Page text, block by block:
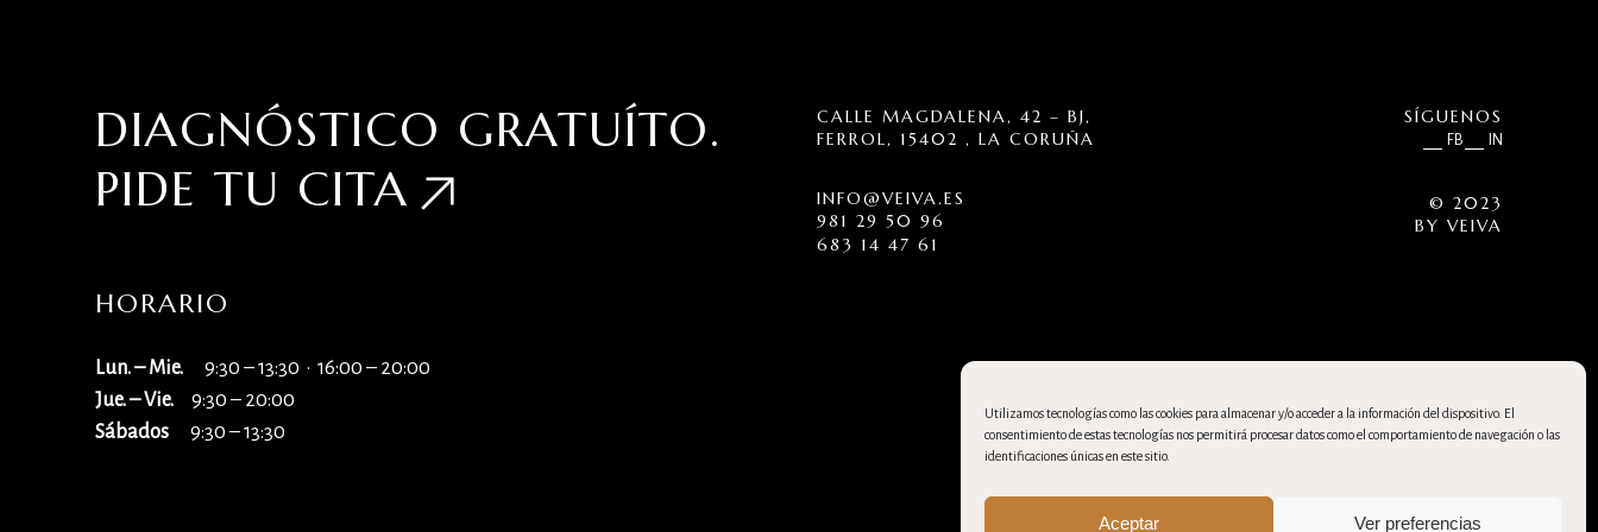
Utilizamos tecnologías como las cookies para almacenar y/o acceder a la información del dispositivo. El
consentimiento de estas tecnologías nos permitirá procesar datos como el comportamiento de navegación o las
identificaciones únicas en este sitio.
Aceptar Ver preferencias
DIAGNÓSTICO GRATUÍTO.
PIDE TU CITA
HORARIO
Lun. – Mie. 9:30 – 13:30 · 16:00 – 20:00
Jue. – Vie. 9:30 – 20:00
Sábados 9:30 – 13:30
CALLE MAGDALENA, 42 – BJ,
FERROL, 15402 , LA CORUÑA
INFO@VEIVA.ES
981 29 50 96
683 14 47 61
SÍGUENOS
FB IN
© 2023
BY VEIVA